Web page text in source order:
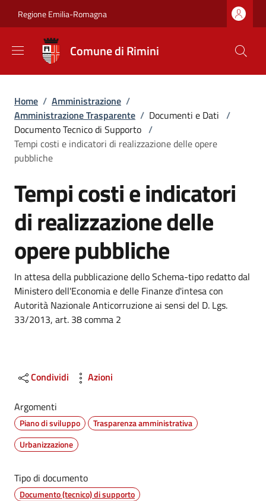
Regione Emilia-Romagna
Comune di Rimini
Briciole di pane
Home / Amministrazione /
Amministrazione Trasparente / Documenti e Dati /
Documento Tecnico di Supporto /
Tempi costi e indicatori di realizzazione delle opere
pubbliche
Tempi costi e indicatori
di realizzazione delle
opere pubbliche
Dettagli
In attesa della pubblicazione dello Schema-tipo redatto dal
Ministero dell'Economia e delle Finanze d'intesa con
Autorità Nazionale Anticorruzione ai sensi del D. Lgs.
33/2013, art. 38 comma 2
Condividi Azioni
Argomenti
Piano di sviluppo
Trasparenza amministrativa
Urbanizzazione
Tipo di documento
Documento (tecnico) di supporto